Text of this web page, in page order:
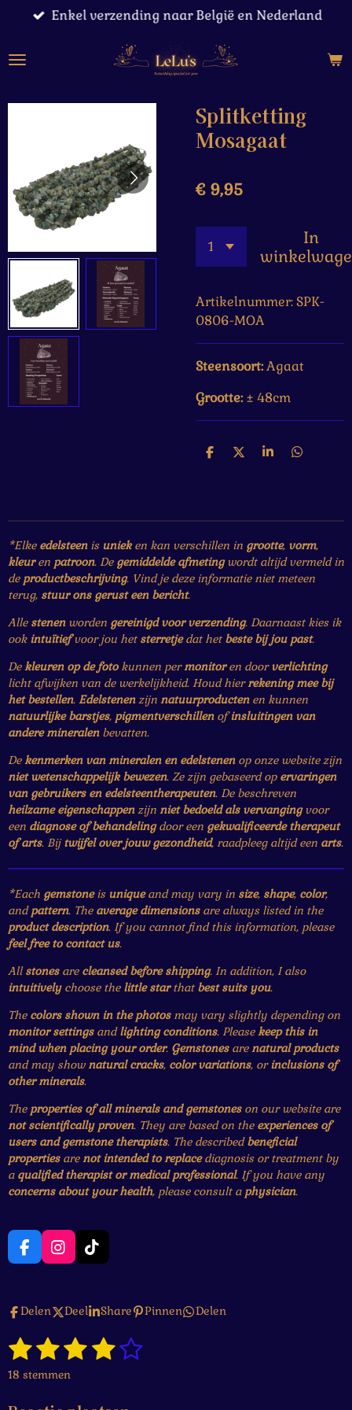
naar
Enkel verzending naar België en Nederland
Splitketting
Mosagaat
€ 9,95
In
Artikelnummer:SPK-
0806-MOA
Steensoort:Agaat
Grootte: ± 48cm
D
D
S
D
*Elke edelsteenis unieken kan verschillen in grootte, vorm,
kleuren patroon. De gemiddelde afmetingwordt altijd vermeld in
de productbeschrijving. Vind je deze informatie niet meteen
terug, stuur ons gerust een bericht.
Alle stenenworden gereinigd voor verzending. Daarnaast kies ik
ook intuïtiefvoor jou het sterretjedat het beste bij jou past.
Dekleuren op de fotokunnen permonitoren doorverlichting
licht afwijken van de werkelijkheid. Houd hierrekening mee bij
het bestellen. Edelstenenzijn natuurproductenen kunnen
natuurlijke barstjes, pigmentverschillenofinsluitingen van
andere mineralenbevatten.
Dekenmerken van mineralen en edelstenenop onze website zijn
niet wetenschappelijk bewezen. Ze zijn gebaseerd op ervaringen
van gebruikers en edelsteentherapeuten. De beschreven
heilzame eigenschappenzijn niet bedoeld als vervangingvoor
een diagnose of behandelingdoor een gekwalificeerde therapeut
of arts. Bijtwijfel over jouw gezondheid, raadpleeg altijd een arts.
*Each gemstoneis uniqueand may vary in size, shape, color,
andpattern. The average dimensionsare always listed in the
product description. If you cannot find this information, please
feel free to contact us.
Allstonesare cleansed before shipping. In addition, I also
intuitivelychoose the little starthat best suits you.
The colors shown in the photosmay vary slightly depending on
monitor settingsandlighting conditions. Pleasekeep this in
mind when placing your order. Gemstonesarenatural products
and may shownatural cracks, color variations, orinclusions of
other minerals.
The properties of all minerals and gemstoneson our website are
not scientifically proven. They are based on the experiences of
users and gemstone therapists. The describedbeneficial
propertiesarenot intended to replacediagnosis or treatment by
a qualified therapist or medical professional. If you have any
concerns about your health, please consult a physician.
F
a
b
o
k
I
n
a
r
m
T
i
o
Delen Deel Share Pinnen Delen
R
a
t
1
s
t
2
s
3
s
4 5
S
18 stemmen